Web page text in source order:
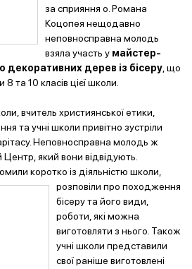
за сприяння о. Романа
Коцопея нещодавно
неповносправна молодь
взяла участь у майстер-
декоративних дерев із бісеру , що
та 10 класів цієї школи.
вчитель християнської етики,
та учні школи привітно зустріли
Неповносправна молодь ж
який вони відвідують.
коротко із діяльністю школи,
розповіли про походження
бісеру та його види,
роботи, які можна
виготовляти з нього. Також
учні школи представили
свої раніше виготовлені